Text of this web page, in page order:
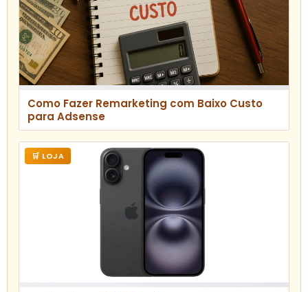
Como Fazer Remarketing com Baixo Custo
para Adsense
🛒 LOJA